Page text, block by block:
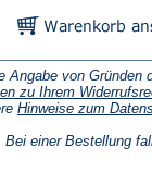
Angabe von Gründen
zu Ihrem
Hinweise zum
einer Bestellung